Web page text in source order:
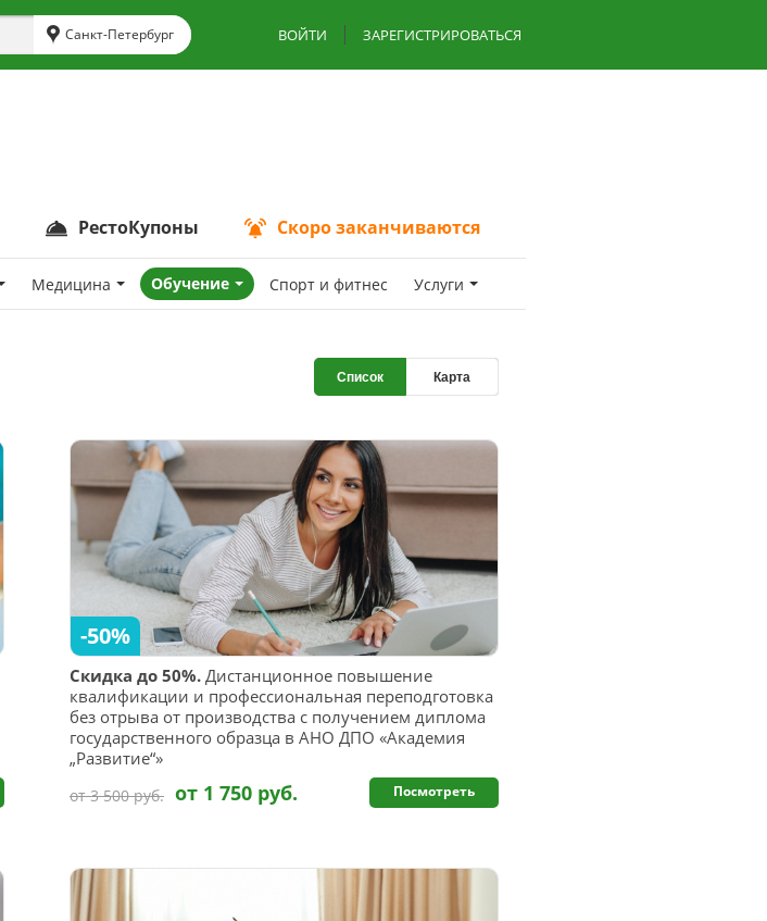
Санкт-Петербург ВОЙТИ ЗАРЕГИСТРИРОВАТЬСЯ
РестоКупоны Скоро заканчиваются
Медицина Обучение Спoрт и фитнес Услуги
Список Карта
Скидка до 50%. Дистанционное повышение
квалификации и профессиональная переподготовка
без отрыва от производства с получением диплома
государственного образца в АНО ДПО «Академия
„Развитие“»
-50%
от 3 500 руб. от 1 750 руб. Посмотреть